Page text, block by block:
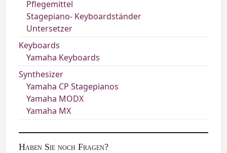
Pflegemittel
Stagepiano- Keyboardständer
Untersetzer
Keyboards
Yamaha Keyboards
Synthesizer
Yamaha CP Stagepianos
Yamaha MODX
Yamaha MX
Haben Sie noch Fragen?